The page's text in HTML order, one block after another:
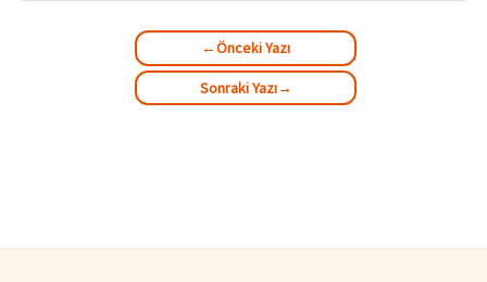
←Önceki Yazı
Sonraki Yazı→